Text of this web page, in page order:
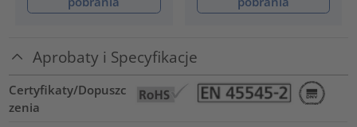
Aprobaty i Specyfikacje
Certyfikaty/Dopuszc
zenia